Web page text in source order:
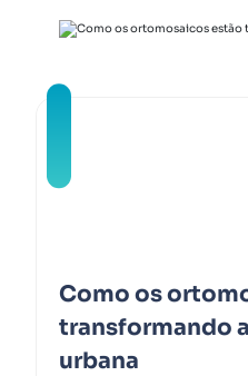
Como os
transformando
urbana